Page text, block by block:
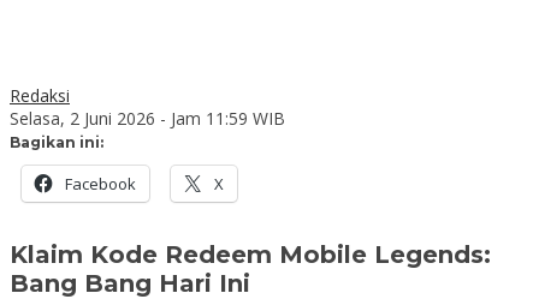
Redaksi
Selasa, 2 Juni 2026 - Jam 11:59 WIB
Bagikan ini:
Facebook X
Klaim Kode Redeem Mobile Legends:
Bang Bang Hari Ini